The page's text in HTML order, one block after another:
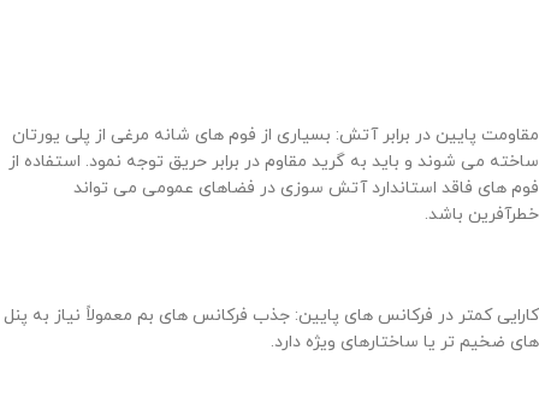
مقاومت پایین در برابر آتش: بسیاری از فوم های شانه مرغی از پلی یورتان
ساخته می شوند و باید به گرید مقاوم در برابر حریق توجه نمود. استفاده از
فوم های فاقد استاندارد آتش سوزی در فضاهای عمومی می تواند
خطرآفرین باشد.
کارایی کمتر در فرکانس های پایین: جذب فرکانس های بم معمولاً نیاز به پنل
های ضخیم تر یا ساختارهای ویژه دارد.